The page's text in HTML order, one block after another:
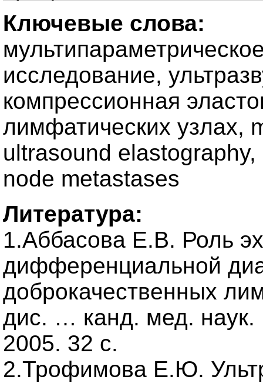
Ключевые слова:
исследование,
компрессионная
лимфатических узлах,
ultrasound
node metastases
Литература:
1.Аббасова Е.В. Роль
дифференциальной
доброкачественных
дис. … канд. мед.
2005. 32 с.
2.Трофимова Е.Ю.